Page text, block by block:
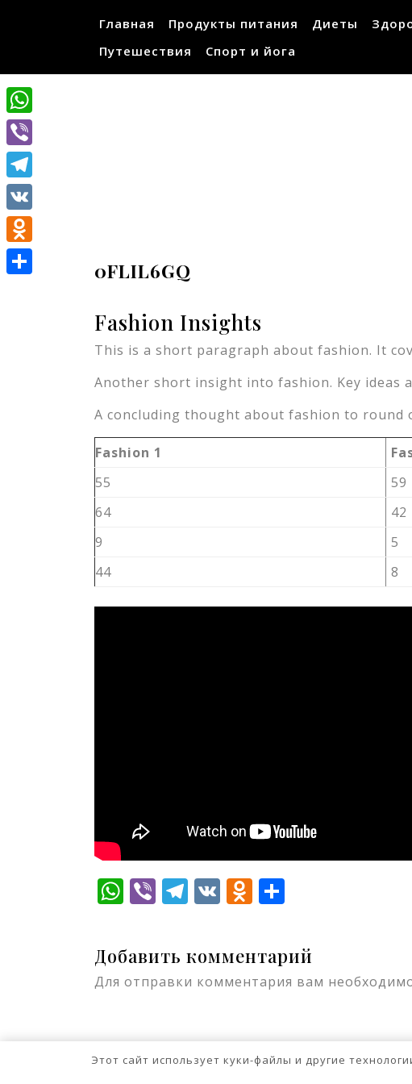
Главная Продукты питания Диеты
Путешествия
Спорт и йога
0FLIL6GQ
Fashion Insights
This is a short paragraph about fashion. It
Another short insight into fashion. Key ideas
A concluding thought about fashion to round
Fashion 1
55
59
64
42
9
5
44
8
WhatsApp
ViberTelegram
VK
Добавить комментарий
Для отправки комментария вам
WhatsApp
Viber
Telegram
VK
Odnoklassniki
Этот сайт использует куки-файлы и другие